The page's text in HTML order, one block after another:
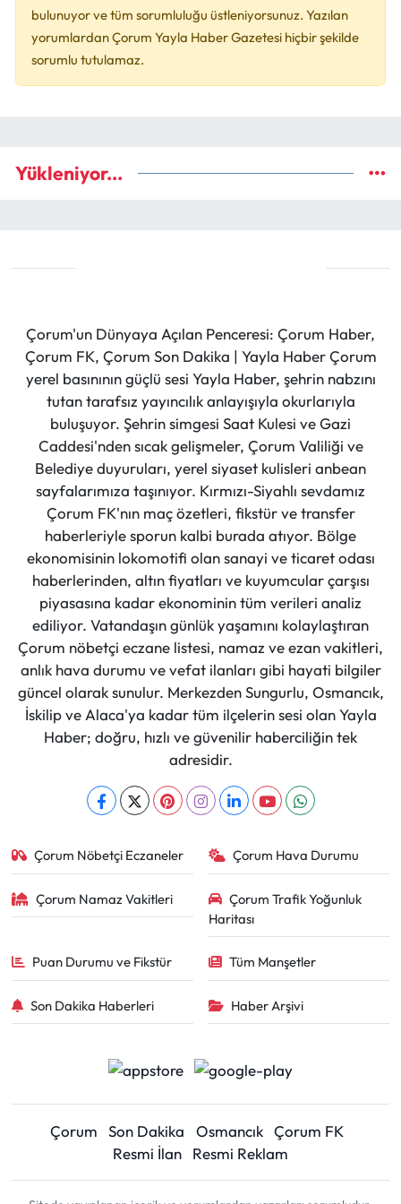
bulunuyor ve tüm sorumluluğu üstleniyorsunuz. Yazılan
yorumlardan Çorum Yayla Haber Gazetesi hiçbir şekilde
sorumlu tutulamaz.
Yükleniyor...
Çorum'un Dünyaya Açılan Penceresi: Çorum Haber,
Çorum FK, Çorum Son Dakika | Yayla Haber Çorum
yerel basınının güçlü sesi Yayla Haber, şehrin nabzını
tutan tarafsız yayıncılık anlayışıyla okurlarıyla
buluşuyor. Şehrin simgesi Saat Kulesi ve Gazi
Caddesi'nden sıcak gelişmeler, Çorum Valiliği ve
Belediye duyuruları, yerel siyaset kulisleri anbean
sayfalarımıza taşınıyor. Kırmızı-Siyahlı sevdamız
Çorum FK'nın maç özetleri, fikstür ve transfer
haberleriyle sporun kalbi burada atıyor. Bölge
ekonomisinin lokomotifi olan sanayi ve ticaret odası
haberlerinden, altın fiyatları ve kuyumcular çarşısı
piyasasına kadar ekonominin tüm verileri analiz
ediliyor. Vatandaşın günlük yaşamını kolaylaştıran
Çorum nöbetçi eczane listesi, namaz ve ezan vakitleri,
anlık hava durumu ve vefat ilanları gibi hayati bilgiler
güncel olarak sunulur. Merkezden Sungurlu, Osmancık,
İskilip ve Alaca'ya kadar tüm ilçelerin sesi olan Yayla
Haber; doğru, hızlı ve güvenilir haberciliğin tek
adresidir.
Çorum Nöbetçi Eczaneler Çorum Hava Durumu
Çorum Namaz Vakitleri
Çorum Trafik Yoğunluk
Haritası
Puan Durumu ve Fikstür Tüm Manşetler
Son Dakika Haberleri Haber Arşivi
Çorum Son Dakika Osmancık Çorum FK
Resmi İlan
Resmi Reklam